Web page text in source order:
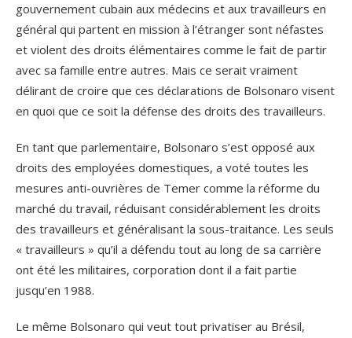
gouvernement cubain aux médecins et aux travailleurs en
général qui partent en mission à l’étranger sont néfastes
et violent des droits élémentaires comme le fait de partir
avec sa famille entre autres. Mais ce serait vraiment
délirant de croire que ces déclarations de Bolsonaro visent
en quoi que ce soit la défense des droits des travailleurs.
En tant que parlementaire, Bolsonaro s’est opposé aux
droits des employées domestiques, a voté toutes les
mesures anti-ouvrières de Temer comme la réforme du
marché du travail, réduisant considérablement les droits
des travailleurs et généralisant la sous-traitance. Les seuls
« travailleurs » qu’il a défendu tout au long de sa carrière
ont été les militaires, corporation dont il a fait partie
jusqu’en 1988.
Le même Bolsonaro qui veut tout privatiser au Brésil,